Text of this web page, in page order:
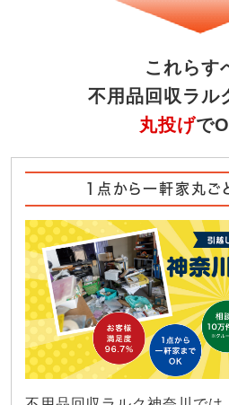
これらす
不用品回収ラル
丸投げで
1点から一軒家丸ご